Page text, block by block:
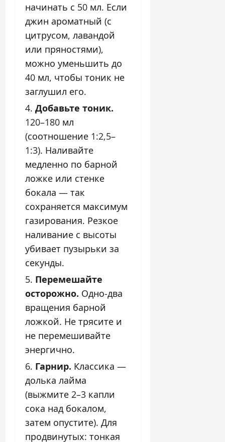
начинать с 50 мл. Если
джин ароматный (с
цитрусом, лавандой
или пряностями),
можно уменьшить до
40 мл, чтобы тоник не
заглушил его.
Добавьте тоник.
120–180 мл
(соотношение 1:2,5–
1:3). Наливайте
медленно по барной
ложке или стенке
бокала — так
сохраняется максимум
газирования. Резкое
наливание с высоты
убивает пузырьки за
секунды.
Перемешайте
осторожно. Одно-два
вращения барной
ложкой. Не трясите и
не перемешивайте
энергично.
Гарнир. Классика —
долька лайма
(выжмите 2–3 капли
сока над бокалом,
затем опустите). Для
продвинутых: тонкая